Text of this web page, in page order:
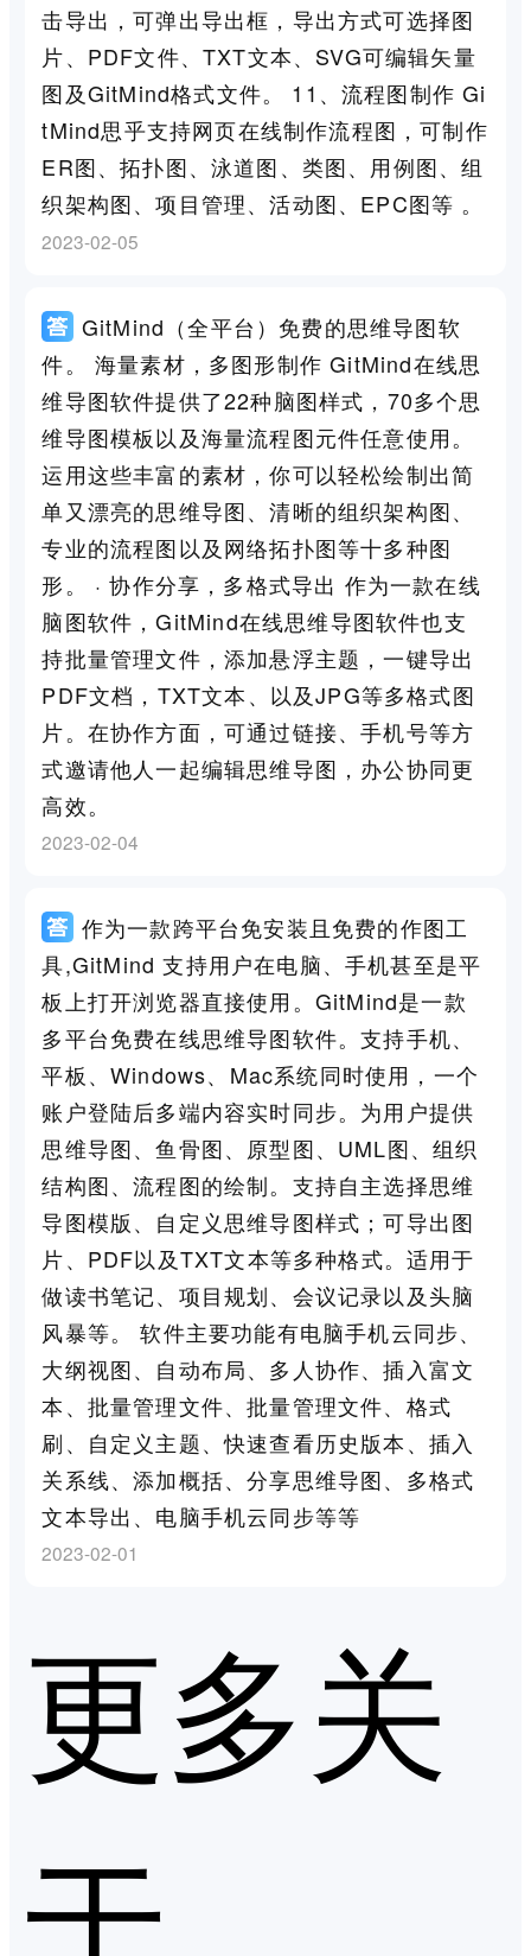
击导出，可弹出导出框，导出方式可选择图
片、PDF文件、TXT文本、SVG可编辑矢量
图及GitMind格式文件。 11、流程图制作 Gi
tMind思乎支持网页在线制作流程图，可制作
ER图、拓扑图、泳道图、类图、用例图、组
织架构图、项目管理、活动图、EPC图等 。
2023-02-05
GitMind（全平台）免费的思维导图软
件。 海量素材，多图形制作 GitMind在线思
维导图软件提供了22种脑图样式，70多个思
维导图模板以及海量流程图元件任意使用。
运用这些丰富的素材，你可以轻松绘制出简
单又漂亮的思维导图、清晰的组织架构图、
专业的流程图以及网络拓扑图等十多种图
形。 · 协作分享，多格式导出 作为一款在线
脑图软件，GitMind在线思维导图软件也支
持批量管理文件，添加悬浮主题，一键导出
PDF文档，TXT文本、以及JPG等多格式图
片。在协作方面，可通过链接、手机号等方
式邀请他人一起编辑思维导图，办公协同更
高效。
2023-02-04
作为一款跨平台免安装且免费的作图工
具,GitMind 支持用户在电脑、手机甚至是平
板上打开浏览器直接使用。GitMind是一款
多平台免费在线思维导图软件。支持手机、
平板、Windows、Mac系统同时使用，一个
账户登陆后多端内容实时同步。为用户提供
思维导图、鱼骨图、原型图、UML图、组织
结构图、流程图的绘制。支持自主选择思维
导图模版、自定义思维导图样式；可导出图
片、PDF以及TXT文本等多种格式。适用于
做读书笔记、项目规划、会议记录以及头脑
风暴等。 软件主要功能有电脑手机云同步、
大纲视图、自动布局、多人协作、插入富文
本、批量管理文件、批量管理文件、格式
刷、自定义主题、快速查看历史版本、插入
关系线、添加概括、分享思维导图、多格式
文本导出、电脑手机云同步等等
2023-02-01
更多关